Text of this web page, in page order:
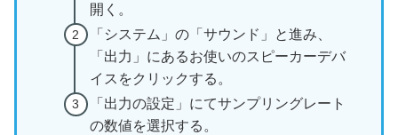
開く。
「システム」の「サウンド」と進み、
「出力」にあるお使いのスピーカーデバ
イスをクリックする。
「出力の設定」にてサンプリングレート
の数値を選択する。